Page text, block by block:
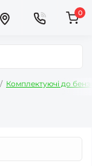
0
Комплектуючі до